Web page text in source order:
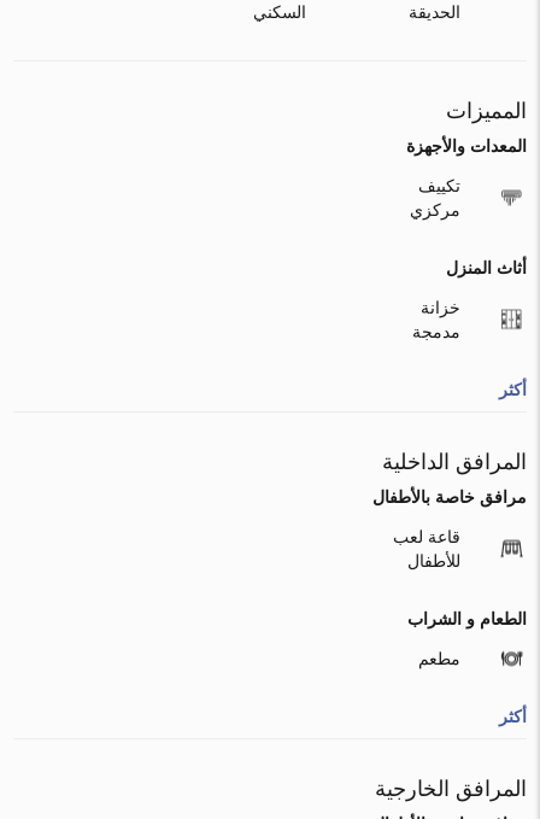
الحديقة
السكني
المميزات
المعدات والأجهزة
تكييف
مركزي
أثاث المنزل
خزانة
مدمجة
أكثر
المرافق الداخلية
مرافق خاصة بالأطفال
قاعة لعب
للأطفال
الطعام و الشراب
مطعم
أكثر
المرافق الخارجية